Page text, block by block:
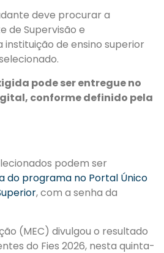
deve procurar a
de Supervisão e
de ensino superior
pode ser entregue no
conforme definido pela
podem ser
do programa no Portal Único
, com a senha da
(MEC) divulgou o resultado
do Fies 2026, nesta quinta-